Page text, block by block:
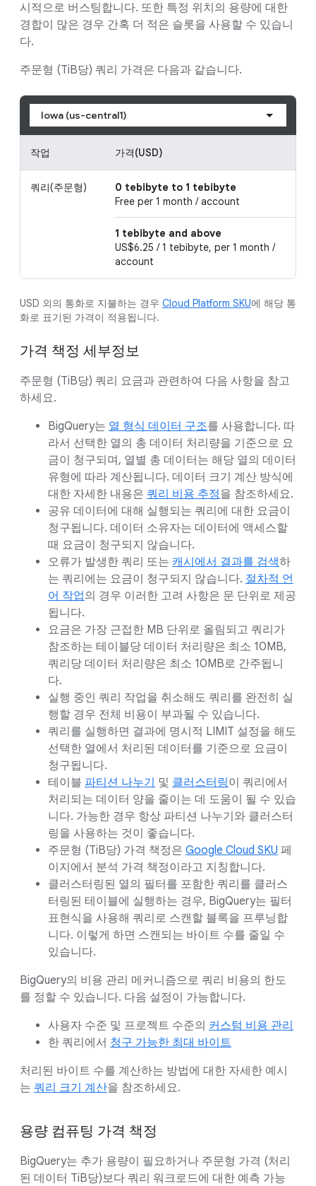
시적으로 버스팅합니다. 또한 특정 위치의 용량에 대한
경합이 많은 경우 간혹 더 적은 슬롯을 사용할 수 있습니
다.
주문형 (TiB당) 쿼리 가격은 다음과 같습니다.
Iowa (us-central1)
작업 가격(USD)
쿼리(주문형)
0 tebibyte to 1 tebibyte
Free per 1 month / account
1 tebibyte and above
US$6.25 / 1 tebibyte, per 1 month /
account
USD 외의 통화로 지불하는 경우 Cloud Platform SKU에 해당 통
화로 표기된 가격이 적용됩니다.
가격 책정 세부정보
주문형 (TiB당) 쿼리 요금과 관련하여 다음 사항을 참고
하세요.
BigQuery는 열 형식 데이터 구조를 사용합니다. 따
라서 선택한 열의 총 데이터 처리량을 기준으로 요
금이 청구되며, 열별 총 데이터는 해당 열의 데이터
유형에 따라 계산됩니다. 데이터 크기 계산 방식에
대한 자세한 내용은 쿼리 비용 추정을 참조하세요.
공유 데이터에 대해 실행되는 쿼리에 대한 요금이
청구됩니다. 데이터 소유자는 데이터에 액세스할
때 요금이 청구되지 않습니다.
오류가 발생한 쿼리 또는 캐시에서 결과를 검색하
는 쿼리에는 요금이 청구되지 않습니다. 절차적 언
어 작업의 경우 이러한 고려 사항은 문 단위로 제공
됩니다.
요금은 가장 근접한 MB 단위로 올림되고 쿼리가
참조하는 테이블당 데이터 처리량은 최소 10MB,
쿼리당 데이터 처리량은 최소 10MB로 간주됩니
다.
실행 중인 쿼리 작업을 취소해도 쿼리를 완전히 실
행할 경우 전체 비용이 부과될 수 있습니다.
쿼리를 실행하면 결과에 명시적 LIMIT 설정을 해도
선택한 열에서 처리된 데이터를 기준으로 요금이
청구됩니다.
테이블 파티션 나누기 및 클러스터링이 쿼리에서
처리되는 데이터 양을 줄이는 데 도움이 될 수 있습
니다. 가능한 경우 항상 파티션 나누기와 클러스터
링을 사용하는 것이 좋습니다.
주문형 (TiB당) 가격 책정은 Google Cloud SKU 페
이지에서 분석 가격 책정이라고 지칭합니다.
클러스터링된 열의 필터를 포함한 쿼리를 클러스
터링된 테이블에 실행하는 경우, BigQuery는 필터
표현식을 사용해 쿼리로 스캔할 블록을 프루닝합
니다. 이렇게 하면 스캔되는 바이트 수를 줄일 수
있습니다.
BigQuery의 비용 관리 메커니즘으로 쿼리 비용의 한도
를 정할 수 있습니다. 다음 설정이 가능합니다.
사용자 수준 및 프로젝트 수준의 커스텀 비용 관리
한 쿼리에서 청구 가능한 최대 바이트
처리된 바이트 수를 계산하는 방법에 대한 자세한 예시
는 쿼리 크기 계산을 참조하세요.
용량 컴퓨팅 가격 책정
BigQuery는 추가 용량이 필요하거나 주문형 가격 (처리
된 데이터 TiB당)보다 쿼리 워크로드에 대한 예측 가능